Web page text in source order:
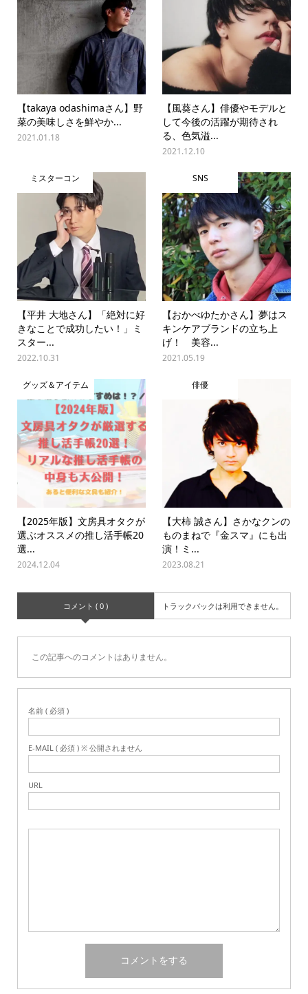
【takaya odashimaさん】野
菜の美味しさを鮮やか...
2021.01.18
【風葵さん】俳優やモデルと
して今後の活躍が期待され
る、色気溢...
2021.12.10
ミスターコン
【平井 大地さん】「絶対に好
きなことで成功したい！」ミ
スター...
2022.10.31
SNS
【おかべゆたかさん】夢はス
キンケアブランドの立ち上
げ！ 美容...
2021.05.19
グッズ＆アイテム
【2025年版】文房具オタクが
選ぶオススメの推し活手帳20
選...
2024.12.04
俳優
【大柿 誠さん】さかなクンの
ものまねで『金スマ』にも出
演！ミ...
2023.08.21
コメント ( 0 ) トラックバックは利用できません。
この記事へのコメントはありません。
名前 ( 必須 )
E-MAIL ( 必須 ) ※ 公開されません
URL